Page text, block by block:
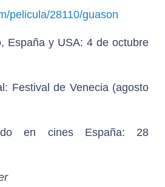
pelicula/28110/guason
España y USA: 4 de octubre
Festival de Venecia (agosto
en cines España: 28